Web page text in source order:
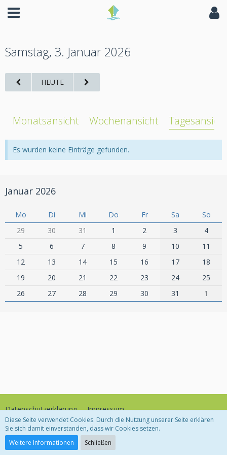
Samstag, 3. Januar 2026
HEUTE
Monatsansicht Wochenansicht Tagesansicht
Es wurden keine Einträge gefunden.
Januar 2026
Mo Di Mi Do Fr Sa
So
29
30 31 1 2 3
4
5
6 7 8 9 10
11
12
13 14 15 16 17
18
19
20 21 22 23 24
25
26
27 28 29 30 31 1
Datenschutzerklärung Impressum
Community-Software:
Diese Seite verwendet Cookies. Durch die Nutzung unserer Seite erklären
Sie sich damit einverstanden, dass wir Cookies setzen.
Weitere Informationen
Schließen